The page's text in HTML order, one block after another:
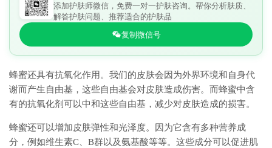
添加护肤师微信，免费一对一护肤咨询。帮你分析肤质、
解答护肤问题、推荐适合的护肤品
复制微信号
蜂蜜还具有抗氧化作用。我们的皮肤会因为外界环境和自身代
谢而产生自由基，这些自由基会对皮肤造成伤害。而蜂蜜中含
有的抗氧化剂可以中和这些自由基，减少对皮肤造成的损害。
蜂蜜还可以增加皮肤弹性和光泽度。因为它含有多种营养成
分，例如维生素C、B群以及氨基酸等等。这些成分可以促进肌